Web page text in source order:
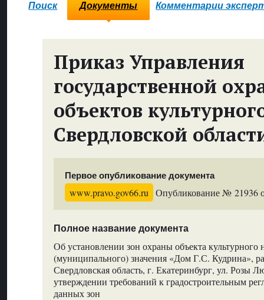
Поиск Документы Комментарии
Приказ Управления
государственной
объектов
Свердловской
Первое опубликование документа
www.pravo.gov66.ru Опубликование № 21936
Полное название документа
Об установлении зон охраны объекта культурного
(муниципального) значения «Дом Г.С. Кудрина»,
Свердловская область, г. Екатеринбург, ул. Розы
утверждении требований к градостроительным
данных зон